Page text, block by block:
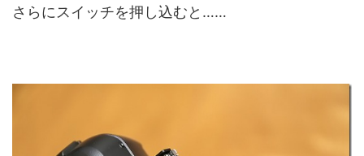
さらにスイッチを押し込むと……